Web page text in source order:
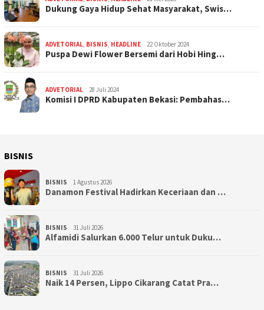
Dukung Gaya Hidup Sehat Masyarakat, Swis…
ADVETORIAL, BISNIS, HEADLINE 22 Oktober 2024
Puspa Dewi Flower Bersemi dari Hobi Hing…
ADVETORIAL 28 Juli 2024
Komisi I DPRD Kabupaten Bekasi: Pembahas…
BISNIS
BISNIS 1 Agustus 2026
Danamon Festival Hadirkan Keceriaan dan …
BISNIS 31 Juli 2026
Alfamidi Salurkan 6.000 Telur untuk Duku…
BISNIS 31 Juli 2026
Naik 14 Persen, Lippo Cikarang Catat Pra…